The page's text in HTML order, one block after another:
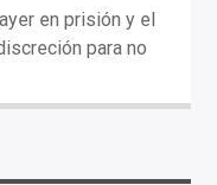
en prisión y el
para no